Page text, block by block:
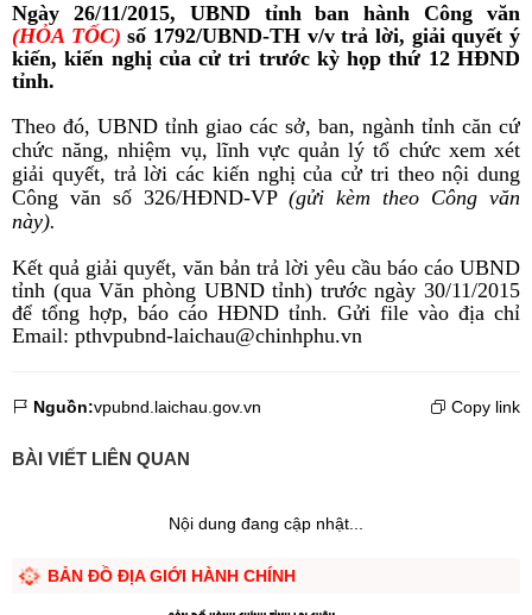
Ngày 26/11/2015, UBND tỉnh ban hành Công văn
(HỎA TỐC) số 1792/UBND-TH v/v trả lời, giải quyết ý
kiến, kiến nghị của cử tri trước kỳ họp thứ 12 HĐND
tỉnh.
Theo đó, UBND tỉnh giao các sở, ban, ngành tỉnh căn cứ
chức năng, nhiệm vụ, lĩnh vực quản lý tổ chức xem xét
giải quyết, trả lời các kiến nghị của cử tri theo nội dung
Công văn số 326/HĐND-VP (gửi kèm theo Công văn
này).
Kết quả giải quyết, văn bản trả lời yêu cầu báo cáo UBND
tỉnh (qua Văn phòng UBND tỉnh) trước ngày 30/11/2015
để tổng hợp, báo cáo HĐND tỉnh. Gửi file vào địa chỉ
Email: pthvpubnd-laichau@chinhphu.vn
Nguồn:vpubnd.laichau.gov.vn Copy link
BÀI VIẾT LIÊN QUAN
Nội dung đang cập nhật...
BẢN ĐỒ ĐỊA GIỚI HÀNH CHÍNH